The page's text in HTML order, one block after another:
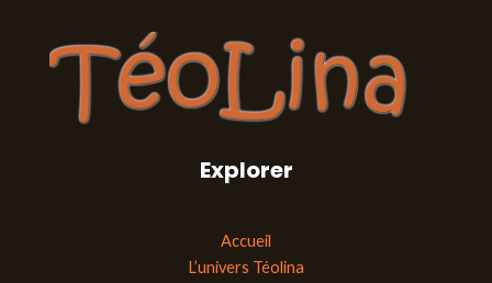
Explorer
Accueil
L’univers Téolina